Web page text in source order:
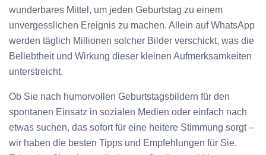
wunderbares Mittel, um jeden Geburtstag zu einem
unvergesslichen Ereignis zu machen. Allein auf WhatsApp
werden täglich Millionen solcher Bilder verschickt, was die
Beliebtheit und Wirkung dieser kleinen Aufmerksamkeiten
unterstreicht.
Ob Sie nach humorvollen Geburtstagsbildern für den
spontanen Einsatz in sozialen Medien oder einfach nach
etwas suchen, das sofort für eine heitere Stimmung sorgt –
wir haben die besten Tipps und Empfehlungen für Sie.